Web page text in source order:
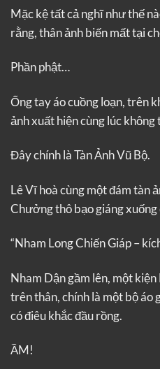
Mặc kệ tất cả nghĩ như thế
rằng, thân ảnh biến mất tại
Phần phật…
Ống tay áo cuồng loạn, trên
ảnh xuất hiện cùng lúc
Đây chính là Tàn Ảnh Vũ Bộ.
Lê Vĩ hoà cùng một đám tàn
Chưởng thô bạo giáng xuống
“Nham Long Chiến Giáp –
Nham Dận gầm lên, một
trên thân, chính là một bộ áo
có điêu khắc đầu rồng.
ẦM!